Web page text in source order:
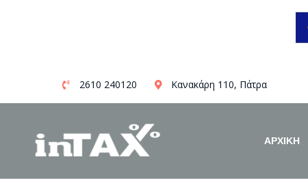
content
2610 240120 Κανακάρη 110, Πάτρα
ΑΡΧΙΚΗ